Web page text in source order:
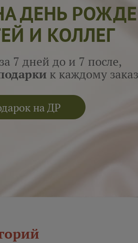
ДЕНЬ
И КОЛЛЕГ
7 дней до и 7 после,
к каждому
на ДР